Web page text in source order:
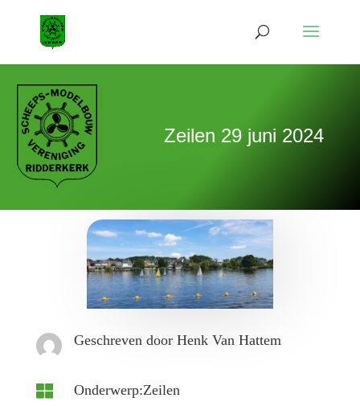
Zeilen 29 juni 2024
Geschreven door Henk Van Hattem
 Onderwerp:Zeilen